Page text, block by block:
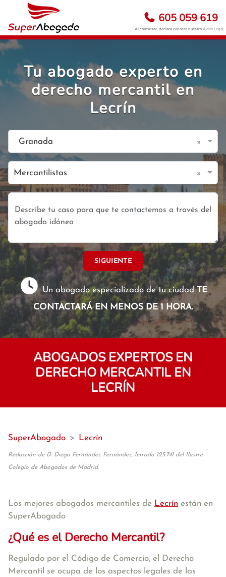
605 059 619
Al contactar, declara conocer nuestroAviso Legal
Tu abogado experto en
derecho mercantil en
Lecrín
Granada ×
Mercantilistas ×
SIGUIENTE
Un abogado especializado de tu ciudadTE
CONTACTARÁ EN MENOS DE 1 HORA.
ABOGADOS EXPERTOS EN
DERECHO MERCANTIL EN
LECRÍN
SuperAbogado > Lecrín
Redacción de D. Diego Fernández Fernández, letrado 125.741 del Ilustre
Colegio de Abogados de Madrid.
Los mejores abogados mercantiles de Lecrín están en
SuperAbogado
¿Qué es el Derecho Mercantil?
Regulado por el Código de Comercio, el Derecho
Mercantil se ocupa de los aspectos legales de las